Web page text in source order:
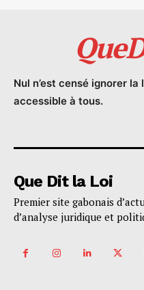
Nul n’est censé ignorer
accessible à tous.
Que Dit la Loi
Premier site gabonais
d’analyse juridique et